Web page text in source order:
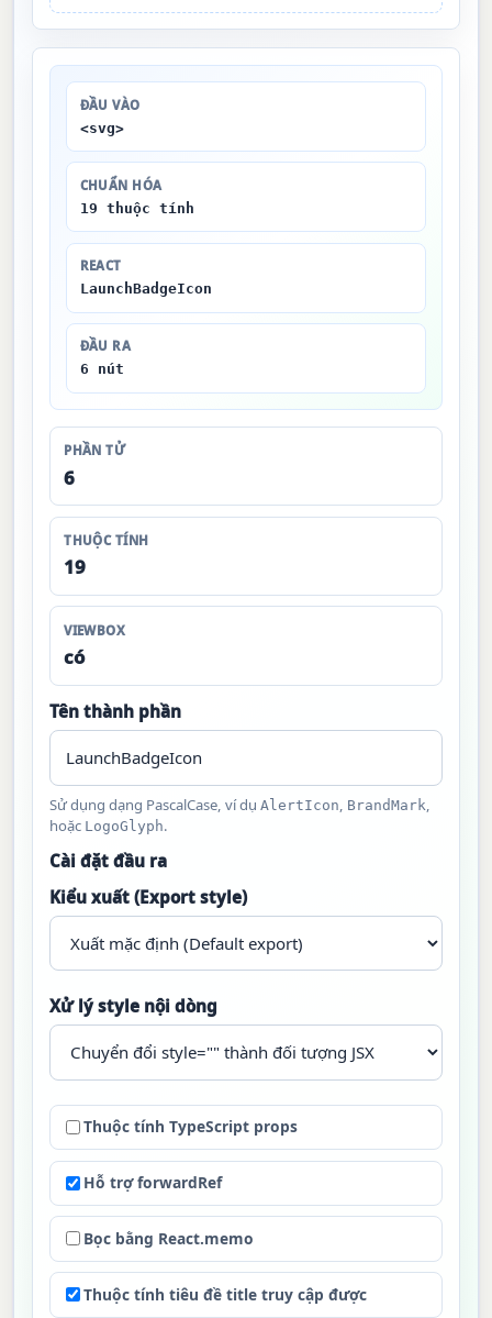
ĐẦU VÀO
<svg>
CHUẨN HÓA
19 thuộc tính
REACT
LaunchBadgeIcon
ĐẦU RA
6 nút
PHẦN TỬ
6
THUỘC TÍNH
19
VIEWBOX
có
Tên thành phần
Sử dụng dạng PascalCase, ví dụ AlertIcon, BrandMark,
hoặc LogoGlyph.
Cài đặt đầu ra
Kiểu xuất (Export style)
Xử lý style nội dòng
Thuộc tính TypeScript props
Hỗ trợ forwardRef
Bọc bằng React.memo
Thuộc tính tiêu đề title truy cập được